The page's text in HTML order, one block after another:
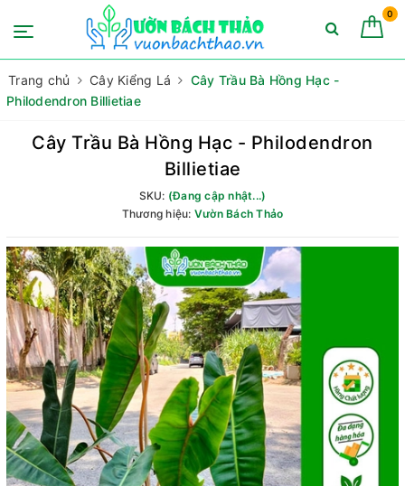
0
Trang chủ Cây Kiểng Lá
Cây Trầu Bà Hồng Hạc -
Philodendron Billietiae
Cây Trầu Bà Hồng Hạc - Philodendron
Billietiae
SKU: (Đang cập nhật...)
Thương hiệu: Vườn Bách Thảo